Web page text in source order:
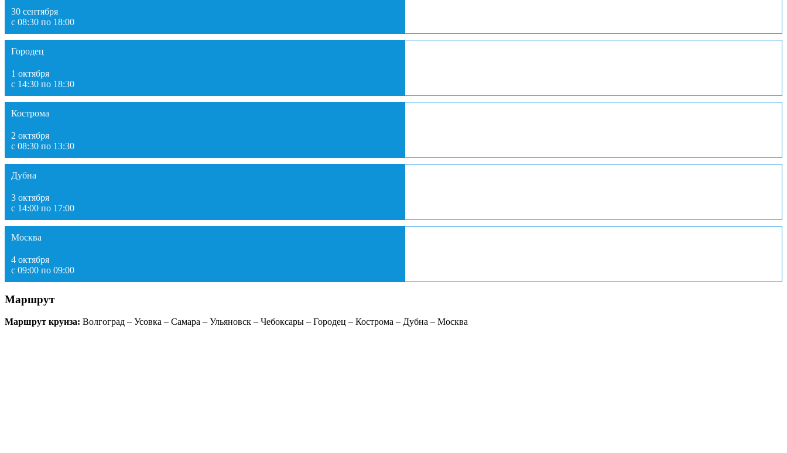
30 сентября
с 08:30 по 18:00
Городец
1 октября
с 14:30 по 18:30
Кострома
2 октября
с 08:30 по 13:30
Дубна
3 октября
с 14:00 по 17:00
Москва
4 октября
с 09:00 по 09:00
Маршрут
Маршрут круиза: Волгоград – Усовка – Самара – Ульяновск – Чебоксары – Городец – Кострома – Дубна – Москва